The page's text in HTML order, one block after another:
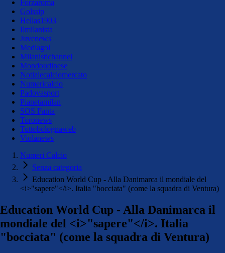
Forzaroma
Golssip
Hellas1903
Ilmilanista
Juvenews
Mediagol
Milanistichannel
Mondoudinese
Notiziecalciomercato
Numericalcio
Padovasport
Pianetamilan
SOS Fanta
Toronews
Tuttobolognaweb
Violanews
Numeri Calcio
Senza categoria
Education World Cup - Alla Danimarca il mondiale del
<i>"sapere"</i>. Italia "bocciata" (come la squadra di Ventura)
Education World Cup - Alla Danimarca il
mondiale del <i>"sapere"</i>. Italia
"bocciata" (come la squadra di Ventura)